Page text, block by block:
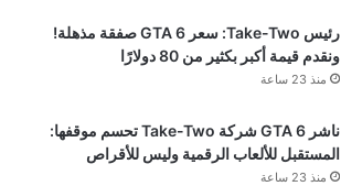
رئيس Take-Two: سعر GTA 6 صفقة مذهلة!
ونقدم قيمة أكبر بكثير من 80 دولارًا
منذ 23 ساعة
ناشر GTA 6 شركة Take-Two تحسم موقفها:
المستقبل للألعاب الرقمية وليس للأقراص
منذ 23 ساعة